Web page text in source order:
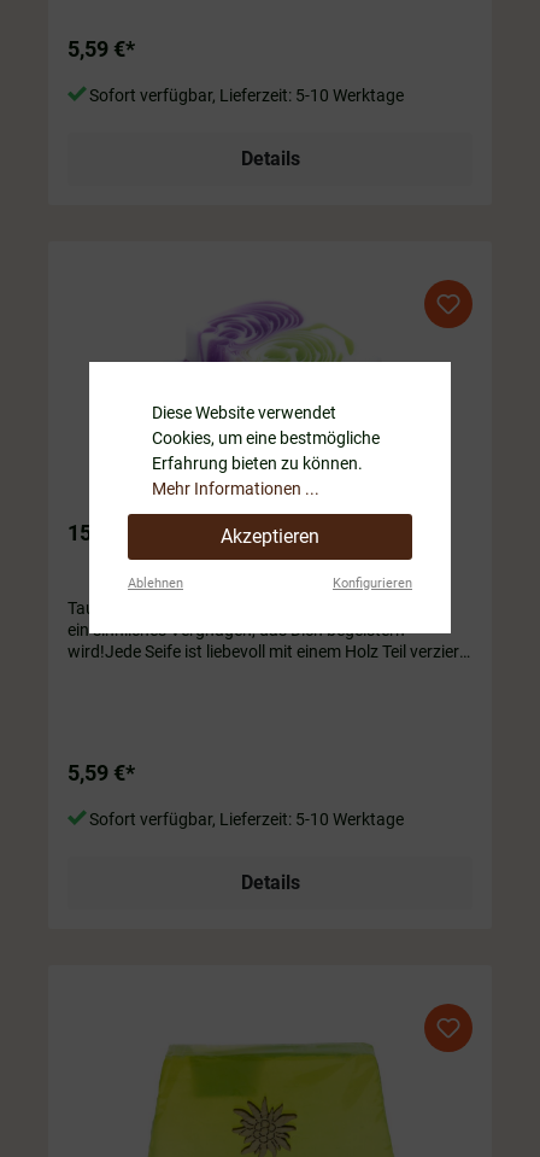
5,59 €*
Sofort verfügbar, Lieferzeit: 5-10 Werktage
Details
15 BrombeereBasic Linie Seife
Tauche ein in die Welt des Brombeer-Duftes – Erlebe
ein sinnliches Vergnügen, das Dich begeistern
wird!Jede Seife ist liebevoll mit einem Holz Teil verziert
5,59 €*
Sofort verfügbar, Lieferzeit: 5-10 Werktage
Details
Diese Website verwendet
Cookies, um eine bestmögliche
Erfahrung bieten zu können.
Mehr Informationen ...
Akzeptieren
Ablehnen Konfigurieren